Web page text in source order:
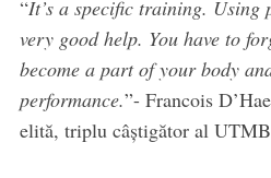
“It’s a specific training. Using
very good help. You have to
become a part of your body
performance.”- Francois
elită, triplu câștigător al